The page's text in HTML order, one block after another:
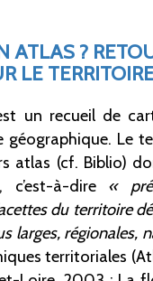
ATLAS ?
LE
un recueil de
géographique. Le
atlas (cf. Biblio)
c’est-à-dire «
du territoire
larges, régionales,
territoriales